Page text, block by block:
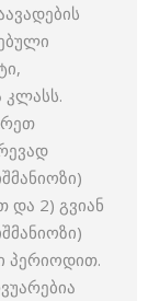
კლასს.
2) გვიან
პერიოდით.